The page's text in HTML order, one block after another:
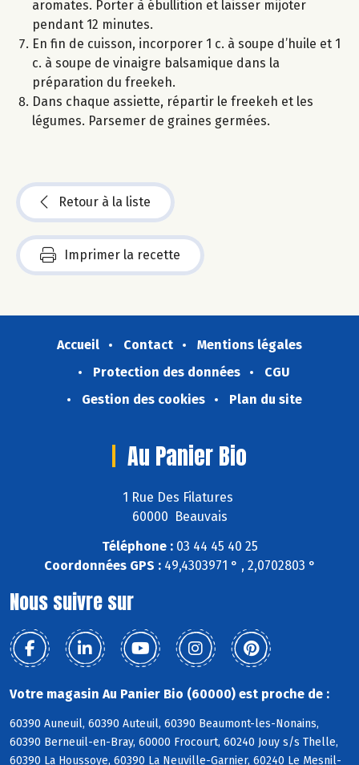
aromates. Porter à ébullition et laisser mijoter
pendant 12 minutes.
En fin de cuisson, incorporer 1 c. à soupe d’huile et 1
c. à soupe de vinaigre balsamique dans la
préparation du freekeh.
Dans chaque assiette, répartir le freekeh et les
légumes. Parsemer de graines germées.
Retour à la liste
Imprimer la recette
Accueil Contact
Mentions légales
Protection des données
CGU
Gestion des cookies
Plan du site
Au Panier Bio
1 Rue Des Filatures
60000 Beauvais
Téléphone :03 44 45 40 25
Coordonnées GPS :49,4303971 ° , 2,0702803 °
Nous suivre sur
Votre magasin Au Panier Bio (60000) est proche de :
60390 Auneuil, 60390 Auteuil, 60390 Beaumont-les-Nonains,
60390 Berneuil-en-Bray, 60000 Frocourt, 60240 Jouy s/s Thelle,
60390 La Houssoye, 60390 La Neuville-Garnier, 60240 Le Mesnil-